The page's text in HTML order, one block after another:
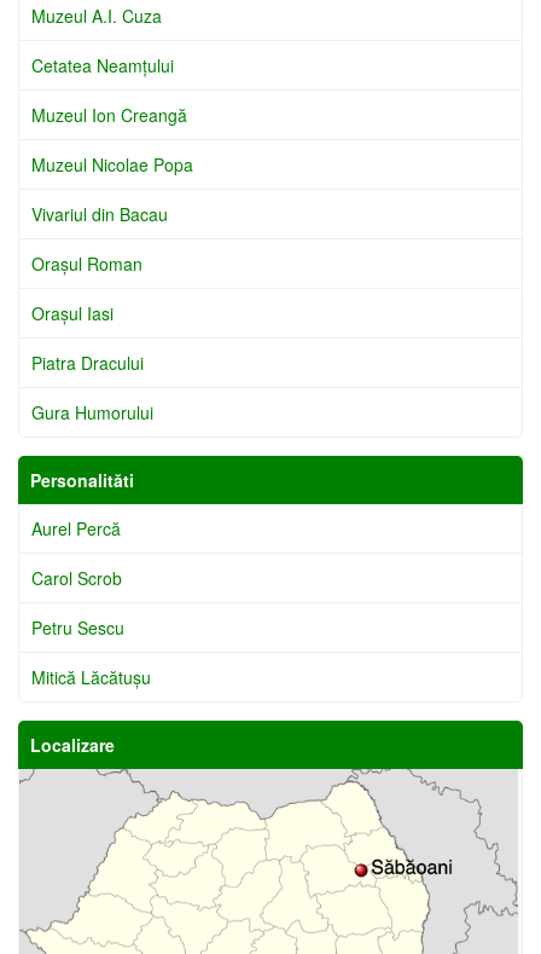
Muzeul A.I. Cuza
Cetatea Neamţului
Muzeul Ion Creangă
Muzeul Nicolae Popa
Vivariul din Bacau
Oraşul Roman
Oraşul Iasi
Piatra Dracului
Gura Humorului
Personalităti
Aurel Percă
Carol Scrob
Petru Sescu
Mitică Lăcătuşu
Localizare